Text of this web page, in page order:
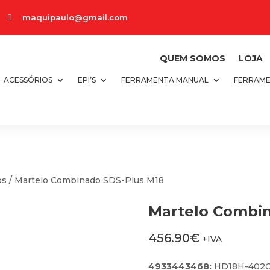
 maquipaulo@gmail.com
QUEM SOMOS LOJA
ACESSÓRIOS EPI’S FERRAMENTA MANUAL
/ Martelo Combinado SDS-Plus M18
Martelo
456.90€+IVA
4933443468:HD18H-